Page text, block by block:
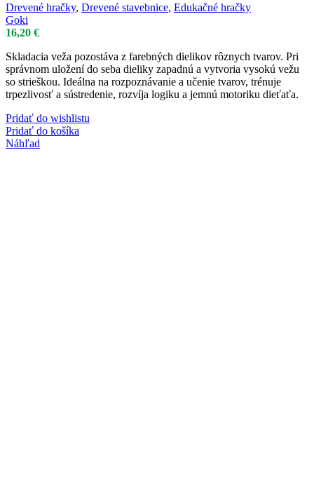
Drevené hračky, Drevené stavebnice, Edukačné hračky
Goki
16,20 €
Skladacia veža pozostáva z farebných dielikov rôznych tvarov. Pri
správnom uložení do seba dieliky zapadnú a vytvoria vysokú vežu
so strieškou. Ideálna na rozpoznávanie a učenie tvarov, trénuje
trpezlivosť a sústredenie, rozvíja logiku a jemnú motoriku dieťaťa.
Pridať do wishlistu
Pridať do košíka
Náhľad